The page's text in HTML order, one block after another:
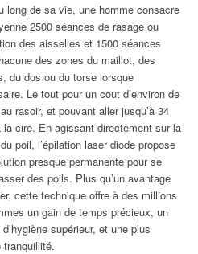
long de sa vie, une homme consacre
2500 séances de rasage ou
des aisselles et 1500 séances
des zones du maillot, des
du dos ou du torse lorsque
Le tout pour un cout d’environ de
rasoir, et pouvant aller jusqu’à 34
la cire. En agissant directement sur la
poil, l’épilation laser diode propose
presque permanente pour se
des poils. Plus qu’un avantage
cette technique offre à des millions
un gain de temps précieux, un
supérieur, et une plus
tranquillité.